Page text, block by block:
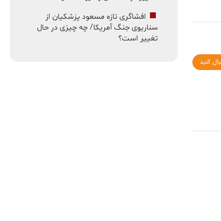
کنید
افشاگری تازه مسعود پزشکیان از
سناریوی جنگ آمریکا/ چه چیزی در حال
تغییر است؟